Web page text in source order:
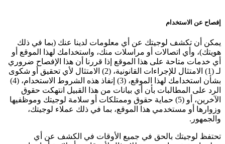
إفصاح عن الاستخدام
يمكن أن تكشف لوجيتك عن أي معلومات لدينا عنك (بما في ذلك
هويتك)، وأي اتصالات أو مراسلات منك، واستخدامك لهذا الموقع أو
أي خدمات متاحة على هذا الموقع إذا قررنا أن هذا الإفصاح ضروري
لـ (1) الامتثال للإجراءات القانونية، (2) الامتثال لأي تحقيق أو شكوى
بشأن استخدامك لهذا الموقع، (3) إنفاذ هذه الشروط الاستخدام، (4)
الرد على المطالبات بأن أي بيانات من هذا القبيل انتهكت حقوق
الآخرين، أو (5) حماية حقوق وممتلكات أو سلامة لوجيتك وموظفيها
وزوارها أو مستخدمي هذا الموقع، بما في ذلك عملاء لوجيتك،
والجمهور.
تحتفظ لوجيتك بالحق في جميع الأوقات في الكشف عن أي